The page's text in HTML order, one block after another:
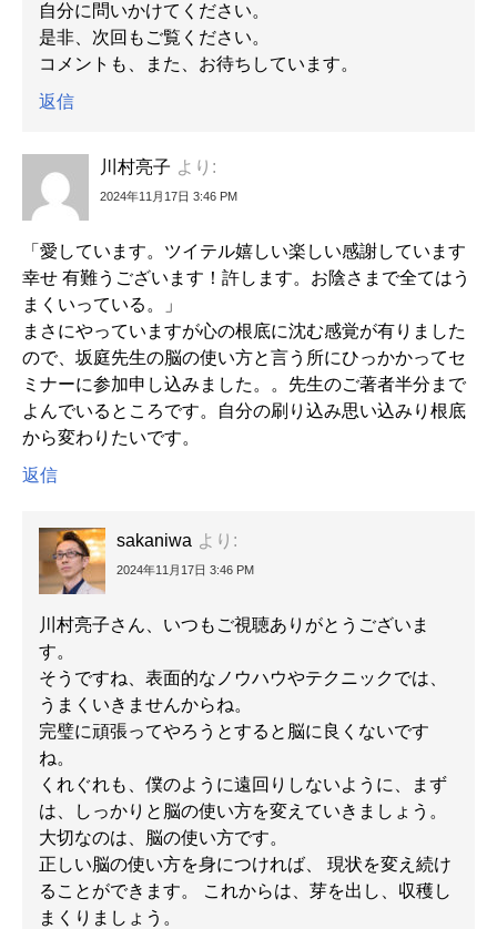
自分に問いかけてください。
是非、次回もご覧ください。
コメントも、また、お待ちしています。
返信
川村亮子 より:
2024年11月17日 3:46 PM
「愛しています。ツイテル嬉しい楽しい感謝しています
幸せ 有難うございます！許します。お陰さまで全てはう
まくいっている。」
まさにやっていますが心の根底に沈む感覚が有りました
ので、坂庭先生の脳の使い方と言う所にひっかかってセ
ミナーに参加申し込みました。。先生のご著者半分まで
よんでいるところです。自分の刷り込み思い込みり根底
から変わりたいです。
返信
sakaniwa より:
2024年11月17日 3:46 PM
川村亮子さん、いつもご視聴ありがとうございま
す。
そうですね、表面的なノウハウやテクニックでは、
うまくいきませんからね。
完璧に頑張ってやろうとすると脳に良くないです
ね。
くれぐれも、僕のように遠回りしないように、まず
は、しっかりと脳の使い方を変えていきましょう。
大切なのは、脳の使い方です。
正しい脳の使い方を身につければ、 現状を変え続け
ることができます。 これからは、芽を出し、収穫し
まくりましょう。